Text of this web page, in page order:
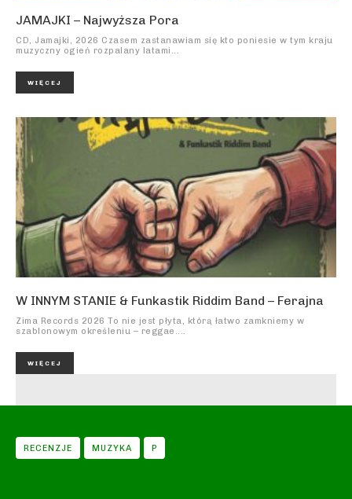
JAMAJKI – Najwyższa Pora
CD, Jamajki, 2026 Czasem zastanawiam się kto poniesie w tym kraju
muzyczny ogień rozpalany latami...
WIĘCEJ
W INNYM STANIE & Funkastik Riddim Band – Ferajna
Zima Records 2026 To nie jest płyta, którą łatwo zamkniemy w
szablonowym określeniu – reggae....
WIĘCEJ
RECENZJE MUZYKA P